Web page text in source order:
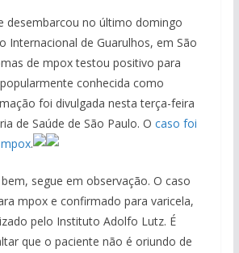
desembarcou no último domingo
Internacional de Guarulhos, em São
de mpox testou positivo para
conhecida como
foi divulgada nesta terça-feira
de Saúde de São Paulo. O caso foi
.
segue em observação. O caso
mpox e confirmado para varicela,
pelo Instituto Adolfo Lutz. É
que o paciente não é oriundo de